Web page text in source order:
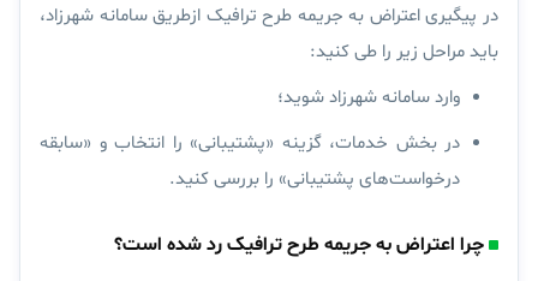
در پیگیری اعتراض به جریمه طرح ترافیک ازطریق سامانه شهرزاد،
باید مراحل زیر را طی کنید:
وارد سامانه شهرزاد شوید؛
در بخش خدمات، گزینه «پشتیبانی» را انتخاب و «سابقه
درخواست‌های پشتیبانی» را بررسی کنید.
چرا اعتراض به جریمه طرح ترافیک رد شده است؟